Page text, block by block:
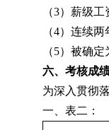
（3）薪级工
（4）连续两
（5）被确定
六、考核成
为深入贯彻
一、表二：